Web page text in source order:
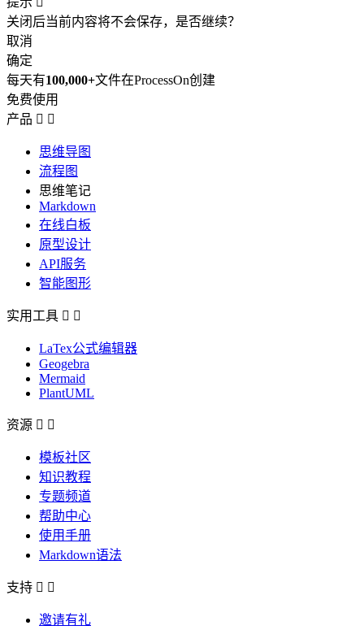
关闭后当前内容将不会保存，是否继续？
取消
确定
每天有100,000+文件在ProcessOn创建
免费使用
产品  
思维导图
流程图
思维笔记
Markdown
在线白板
原型设计
API服务
智能图形
实用工具  
LaTex公式编辑器
Geogebra
Mermaid
PlantUML
资源  
模板社区
知识教程
专题频道
帮助中心
使用手册
Markdown语法
支持  
邀请有礼